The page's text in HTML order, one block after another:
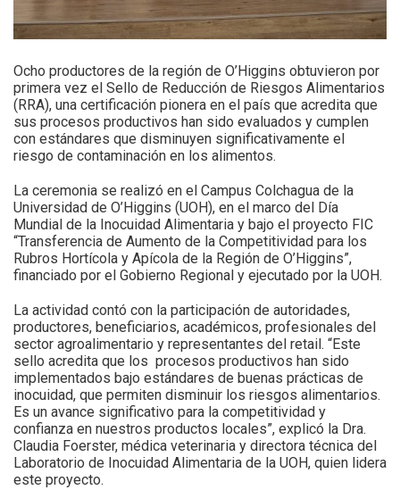
Ocho productores de la región de O’Higgins obtuvieron por
primera vez el Sello de Reducción de Riesgos Alimentarios
(RRA), una certificación pionera en el país que acredita que
sus procesos productivos han sido evaluados y cumplen
con estándares que disminuyen significativamente el
riesgo de contaminación en los alimentos.
La ceremonia se realizó en el Campus Colchagua de la
Universidad de O’Higgins (UOH), en el marco del Día
Mundial de la Inocuidad Alimentaria y bajo el proyecto FIC
“Transferencia de Aumento de la Competitividad para los
Rubros Hortícola y Apícola de la Región de O’Higgins”,
financiado por el Gobierno Regional y ejecutado por la UOH.
La actividad contó con la participación de autoridades,
productores, beneficiarios, académicos, profesionales del
sector agroalimentario y representantes del retail. “Este
sello acredita que los procesos productivos han sido
implementados bajo estándares de buenas prácticas de
inocuidad, que permiten disminuir los riesgos alimentarios.
Es un avance significativo para la competitividad y
confianza en nuestros productos locales”, explicó la Dra.
Claudia Foerster, médica veterinaria y directora técnica del
Laboratorio de Inocuidad Alimentaria de la UOH, quien lidera
este proyecto.